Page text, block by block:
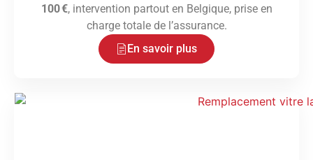
100 €, intervention partout en Belgique, prise en
charge totale de l’assurance.
En savoir plus